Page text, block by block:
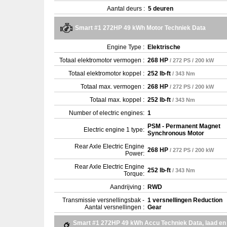
Aantal deurs : 5 deuren
Smart #1 272HP 49 kWh Motor Techniek Data
Engine Type : Elektrische
Totaal elektromotor vermogen : 268 HP / 272 PS / 200 kW
Totaal elektromotor koppel : 252 lb-ft / 343 Nm
Totaal max. vermogen : 268 HP / 272 PS / 200 kW
Totaal max. koppel : 252 lb-ft / 343 Nm
Number of electric engines: 1
Electric engine 1 type: PSM - Permanent Magnet
Synchronous Motor
Rear Axle Electric Engine
Power: 268 HP / 272 PS / 200 kW
Rear Axle Electric Engine
Torque: 252 lb-ft / 343 Nm
Aandrijving : RWD
Transmissie versnellingsbak -
Aantal versnellingen :
1 versnellingen Reduction
Gear
Smart #1 272HP 49 kWh Accu Techniek Data, laad en